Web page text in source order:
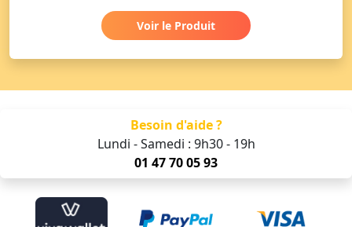
Voir le Produit
Besoin d'aide ?
Lundi - Samedi : 9h30 - 19h
01 47 70 05 93